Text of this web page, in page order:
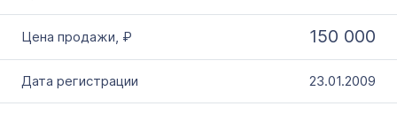
150 000
23.01.2009